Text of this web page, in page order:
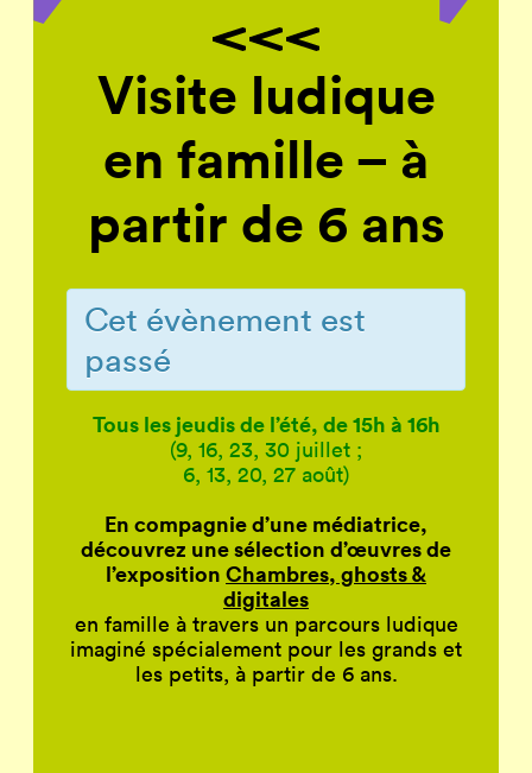
Visite ludique
en famille – à
partir de 6 ans
Cet évènement est
passé
Tous les jeudis de l’été, de 15h à 16h
(9, 16, 23, 30 juillet ;
6, 13, 20, 27 août)
En compagnie d’une médiatrice,
découvrez une sélection d’œuvres de
l’exposition Chambres, ghosts &
digitales
en famille à travers un parcours ludique
imaginé spécialement pour les grands et
les petits, à partir de 6 ans.